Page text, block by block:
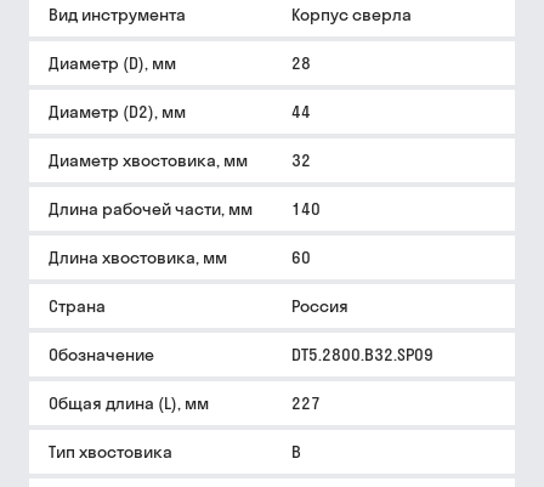
Вид инструмента Корпус сверла
Диаметр (D), мм 28
Диаметр (D2), мм 44
Диаметр хвостовика, мм 32
Длина рабочей части, мм 140
Длина хвостовика, мм 60
Страна Россия
Обозначение DT5.2800.B32.SP09
Общая длина (L), мм 227
Тип хвостовика B